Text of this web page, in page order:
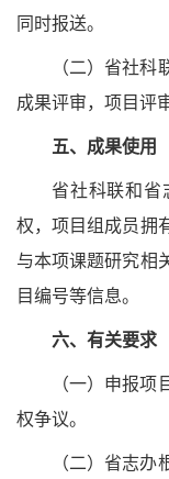
同时报送。
（二）省社
成果评审，项目评
五、成果使用
省社科联和省
权，项目组成员拥
与本项课题研究相
目编号等信息。
六、有关要求
（一）申报
权争议。
（二）省志